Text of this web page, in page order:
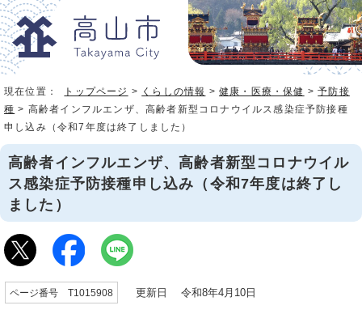
現在位置： トップページ > くらしの情報 >健康・医療・保健 >予防接
種 > 高齢者インフルエンザ、高齢者新型コロナウイルス感染症予防接種
申し込み（令和7年度は終了しました）
高齢者インフルエンザ、高齢者新型コロナウイル
ス感染症予防接種申し込み（令和7年度は終了し
ました）
ページ番号 T1015908 更新日 令和8年4月10日